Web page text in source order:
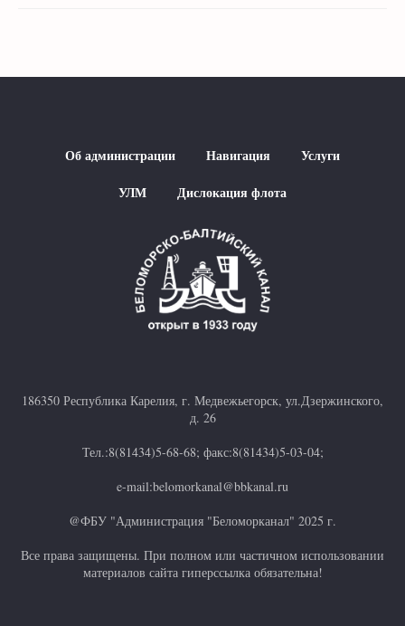
Об администрации Навигация
Услуги
УЛМ
Дислокация флота
186350 Республика Карелия, г. Медвежьегорск, ул.Дзержинского,
д. 26
Тел.:8(81434)5-68-68; факс:8(81434)5-03-04;
e-mail:belomorkanal@bbkanal.ru
@ФБУ "Администрация "Беломорканал" 2025 г.
Все права защищены. При полном или частичном использовании
материалов сайта гиперссылка обязательна!